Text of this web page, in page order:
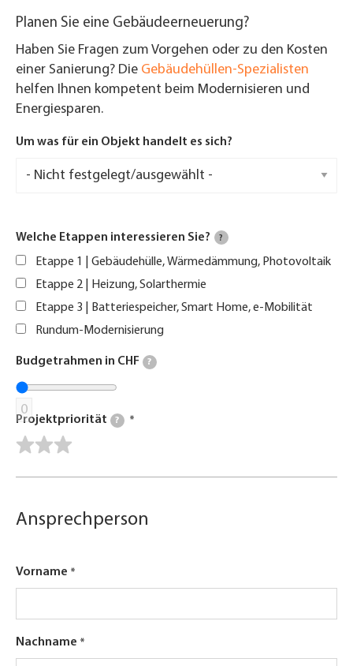
Planen Sie eine Gebäudeerneuerung?
Haben Sie Fragen zum Vorgehen oder zu den Kosten
einer Sanierung? Die Gebäudehüllen-Spezialisten
helfen Ihnen kompetent beim Modernisieren und
Energiesparen.
Um was für ein Objekt handelt es sich?
Welche Etappen interessieren Sie? ?
Etappe 1 | Gebäudehülle, Wärmedämmung, Photovoltaik
Etappe 2 | Heizung, Solarthermie
Etappe 3 | Batteriespeicher, Smart Home, e-Mobilität
Rundum-Modernisierung
Budgetrahmen in CHF ?
0
Projektpriorität ?
Ansprechperson
Vorname
Nachname